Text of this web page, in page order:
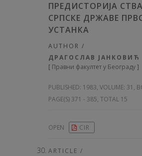
ПРЕДИСТОРИЈА
СРПСКЕ ДРЖАВЕ
УСТАНКА
AUTHOR /
ДРАГОСЛАВ ЈАНКОВИЋ
[ Правни факултет у Београду]
PUBLISHED: 1983, VOLUME: 31 ,
PAGE(S) 371 - 385, TOTAL 15
OPEN CIR
ARTICLE /